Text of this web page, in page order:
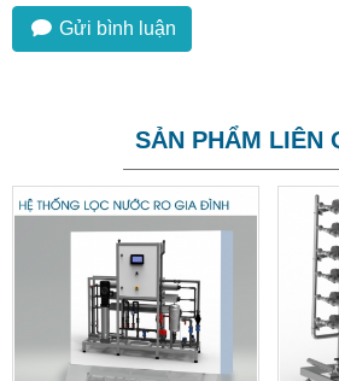
Gửi bình luận
SẢN PHẨM LIÊN